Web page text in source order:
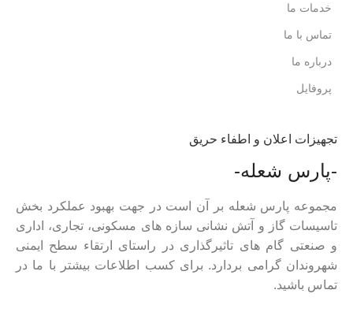
خدمات ما
تماس با ما
درباره ما
پروفایل
تجهیزات اعلان و اطفاء حریق
-پارس شعله-
مجموعه پارس شعله بر آن است در جهت بهبود عملکرد بخش
تاسیسات گاز و آتش نشانی سازه های مسکونی، تجاری، اداری
و صنعتی گام های تاثیرگذاری در راستای ارتقاء سطح ایمنی
شهروندان گرامی بردارد. برای کسب اطلاعات بیشتر با ما در
تماس باشید.